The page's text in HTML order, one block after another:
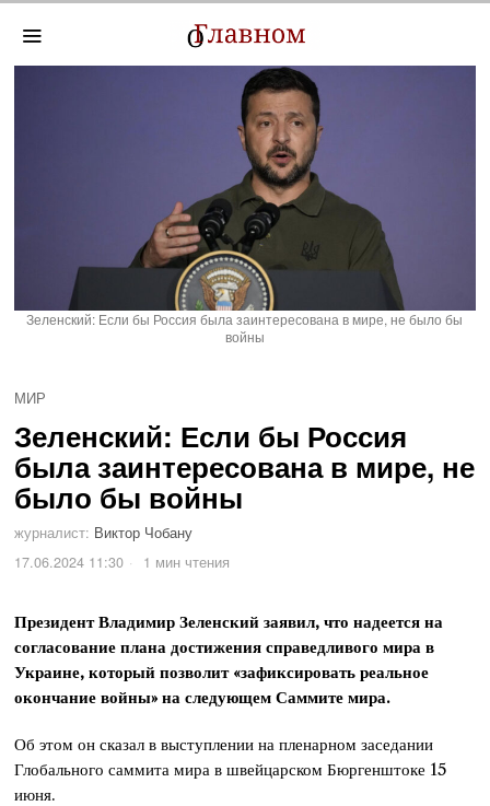
Зеленский: Если бы Россия была заинтересована в мире, не было бы
войны
МИР
Зеленский: Если бы Россия
была заинтересована в мире, не
было бы войны
журналист: Виктор Чобану
17.06.2024 11:30
1 мин чтения
Президент Владимир Зеленский заявил, что надеется на
согласование плана достижения справедливого мира в
Украине, который позволит «зафиксировать реальное
окончание войны» на следующем Саммите мира.
Об этом он сказал в выступлении на пленарном заседании
Глобального саммита мира в швейцарском Бюргенштоке 15
июня.